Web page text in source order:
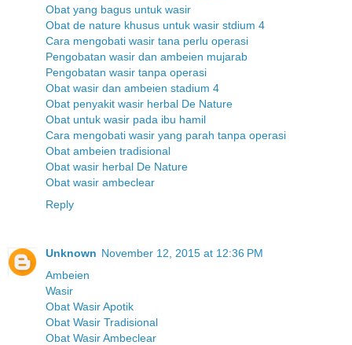
Obat yang bagus untuk wasir
Obat de nature khusus untuk wasir stdium 4
Cara mengobati wasir tana perlu operasi
Pengobatan wasir dan ambeien mujarab
Pengobatan wasir tanpa operasi
Obat wasir dan ambeien stadium 4
Obat penyakit wasir herbal De Nature
Obat untuk wasir pada ibu hamil
Cara mengobati wasir yang parah tanpa operasi
Obat ambeien tradisional
Obat wasir herbal De Nature
Obat wasir ambeclear
Reply
Unknown November 12, 2015 at 12:36 PM
Ambeien
Wasir
Obat Wasir Apotik
Obat Wasir Tradisional
Obat Wasir Ambeclear